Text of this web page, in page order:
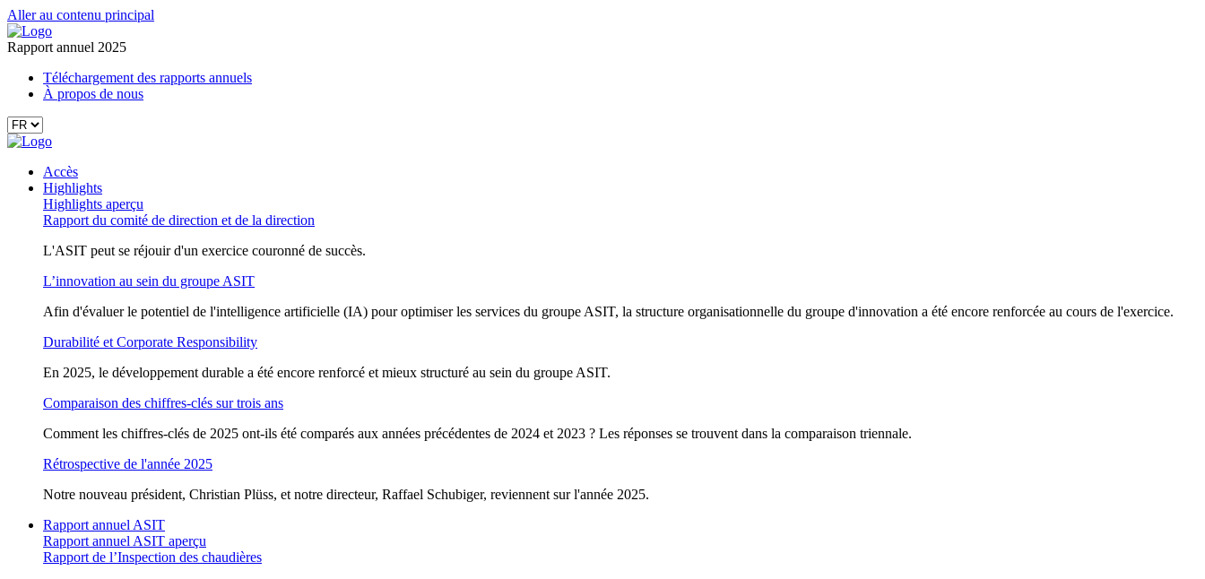
Aller au contenu principal
Rapport annuel 2025
Téléchargement des rapports annuels
À propos de nous
Accès
Highlights
Highlights aperçu
Rapport du comité de direction et de la direction
L'ASIT peut se réjouir d'un exercice couronné de succès.
L’innovation au sein du groupe ASIT
Afin d'évaluer le potentiel de l'intelligence artificielle (IA) pour optimiser les services du groupe ASIT, la structure organisationnelle du groupe d'innovation a été encore renforcée au cours de l'exercice.
Durabilité et Corporate Responsibility
En 2025, le développement durable a été encore renforcé et mieux structuré au sein du groupe ASIT.
Comparaison des chiffres-clés sur trois ans
Comment les chiffres-clés de 2025 ont-ils été comparés aux années précédentes de 2024 et 2023 ? Les réponses se trouvent dans la comparaison triennale.
Rétrospective de l'année 2025
Notre nouveau président, Christian Plüss, et notre directeur, Raffael Schubiger, reviennent sur l'année 2025.
Rapport annuel ASIT
Rapport annuel ASIT aperçu
Rapport de l’Inspection des chaudières